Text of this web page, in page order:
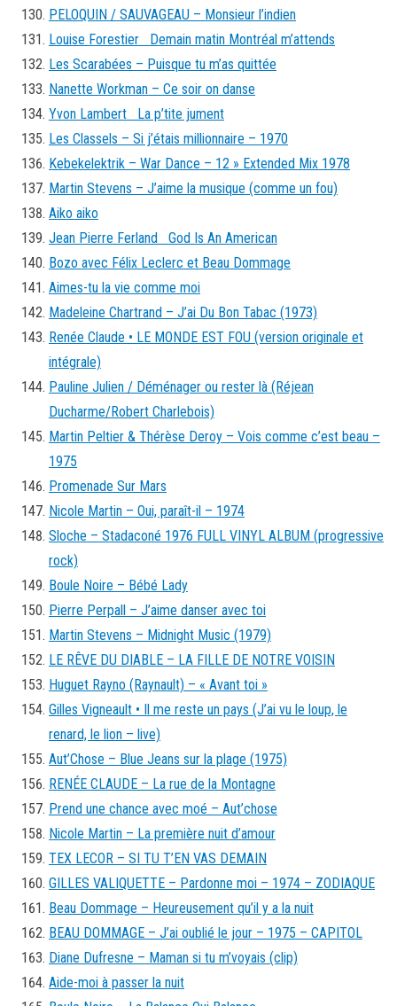
PELOQUIN / SAUVAGEAU – Monsieur l’indien
Louise Forestier Demain matin Montréal m’attends
Les Scarabées – Puisque tu m’as quittée
Nanette Workman – Ce soir on danse
Yvon Lambert La p’tite jument
Les Classels – Si j’étais millionnaire – 1970
Kebekelektrik – War Dance – 12 » Extended Mix 1978
Martin Stevens – J’aime la musique (comme un fou)
Aiko aiko
Jean Pierre Ferland God Is An American
Bozo avec Félix Leclerc et Beau Dommage
Aimes-tu la vie comme moi
Madeleine Chartrand – J’ai Du Bon Tabac (1973)
Renée Claude • LE MONDE EST FOU (version originale et
intégrale)
Pauline Julien / Déménager ou rester là (Réjean
Ducharme/Robert Charlebois)
Martin Peltier & Thérèse Deroy – Vois comme c’est beau –
1975
Promenade Sur Mars
Nicole Martin – Oui, paraît-il – 1974
Sloche – Stadaconé 1976 FULL VINYL ALBUM (progressive
rock)
Boule Noire – Bébé Lady
Pierre Perpall – J’aime danser avec toi
Martin Stevens – Midnight Music (1979)
LE RÊVE DU DIABLE – LA FILLE DE NOTRE VOISIN
Huguet Rayno (Raynault) – « Avant toi »
Gilles Vigneault • Il me reste un pays (J’ai vu le loup, le
renard, le lion – live)
Aut’Chose – Blue Jeans sur la plage (1975)
RENÉE CLAUDE – La rue de la Montagne
Prend une chance avec moé – Aut’chose
Nicole Martin – La première nuit d’amour
TEX LECOR – SI TU T’EN VAS DEMAIN
GILLES VALIQUETTE – Pardonne moi – 1974 – ZODIAQUE
Beau Dommage – Heureusement qu’il y a la nuit
BEAU DOMMAGE – J’ai oublié le jour – 1975 – CAPITOL
Diane Dufresne – Maman si tu m’voyais (clip)
Aide-moi à passer la nuit